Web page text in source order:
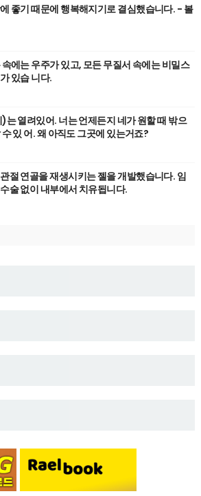
좋기 때문에 행복해지기로 결심했습니다. - 볼
에는 우주가 있고, 모든 무질서 속에는 비밀스
있습 니다.
는 열려있어. 너는 언제든지 네가 원할 때 밖으
있 어. 왜 아직도 그곳에 있는거죠?
절 연골을 재생시키는 젤을 개발했습니다. 임
술 없이 내부에서 치유됩니다.